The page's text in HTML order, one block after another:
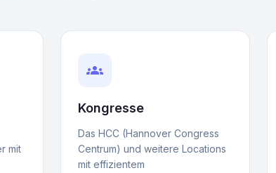
mit
groups
Kongresse
Das HCC (Hannover Congress
Centrum) und weitere Locations
mit effizientem